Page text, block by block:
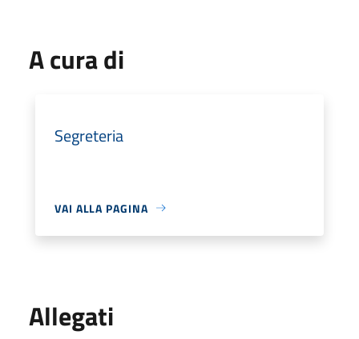
A cura di
Segreteria
VAI ALLA PAGINA
Allegati